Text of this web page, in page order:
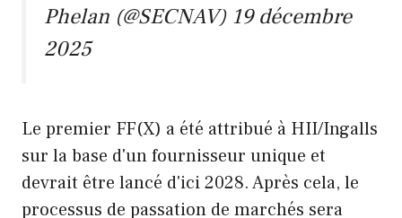
Phelan (@SECNAV) 19 décembre
2025
Le premier FF(X) a été attribué à HII/Ingalls
sur la base d'un fournisseur unique et
devrait être lancé d'ici 2028. Après cela, le
processus de passation de marchés sera